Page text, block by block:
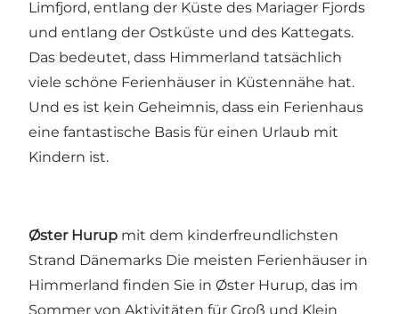
Limfjord, entlang der Küste des Mariager Fjords
und entlang der Ostküste und des Kattegats.
Das bedeutet, dass Himmerland tatsächlich
viele schöne Ferienhäuser in Küstennähe hat.
Und es ist kein Geheimnis, dass ein Ferienhaus
eine fantastische Basis für einen Urlaub mit
Kindern ist.
Øster Hurup mit dem kinderfreundlichsten
Strand Dänemarks Die meisten Ferienhäuser in
Himmerland finden Sie in Øster Hurup, das im
Sommer von Aktivitäten für Groß und Klein